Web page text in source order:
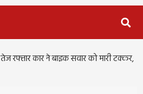
तेज रफ्तार कार ने बाइक सवार को मारी टक्कर,